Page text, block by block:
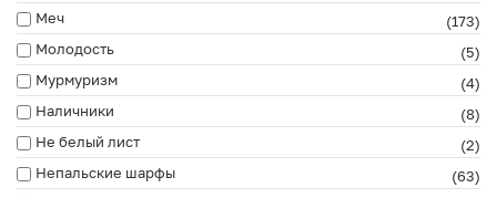
Меч
(173)
Молодость
(5)
Мурмуризм
(4)
Наличники
(8)
Не белый лист
(2)
Непальские шарфы
(63)